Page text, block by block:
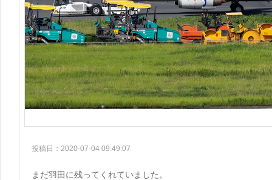
投稿日：2020-07-04 09:49:07
まだ羽田に残ってくれていました。